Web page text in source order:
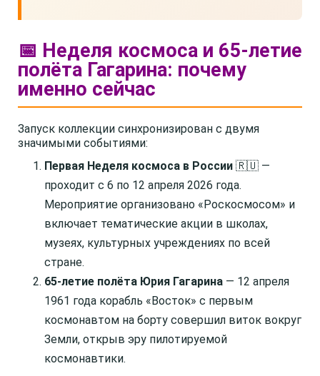
📅 Неделя космоса и 65-летие
полёта Гагарина: почему
именно сейчас
Запуск коллекции синхронизирован с двумя
значимыми событиями:
Первая Неделя космоса в России 🇷🇺 —
проходит с 6 по 12 апреля 2026 года.
Мероприятие организовано «Роскосмосом» и
включает тематические акции в школах,
музеях, культурных учреждениях по всей
стране.
65-летие полёта Юрия Гагарина — 12 апреля
1961 года корабль «Восток» с первым
космонавтом на борту совершил виток вокруг
Земли, открыв эру пилотируемой
космонавтики.